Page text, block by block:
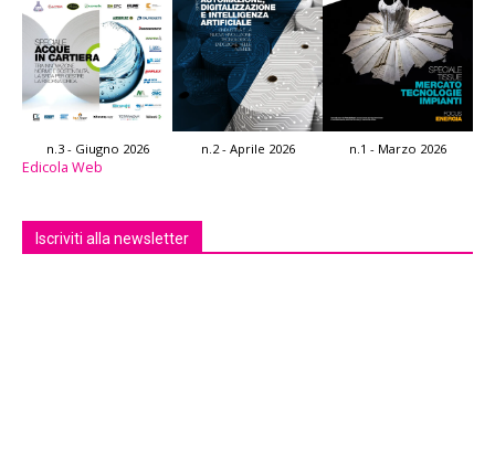
n.3 - Giugno 2026 n.2 - Aprile 2026 n.1 - Marzo 2026
Edicola Web
Iscriviti alla newsletter